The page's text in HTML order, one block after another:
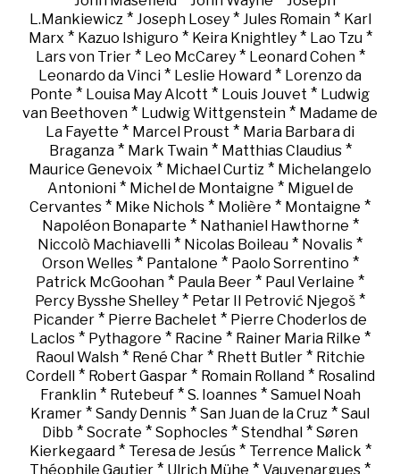
L.Mankiewicz* Joseph Losey* Jules Romain* Karl
Marx * Kazuo Ishiguro * Keira Knightley* Lao Tzu*
Lars von Trier* Leo McCarey* Leonard Cohen*
Leonardo da Vinci * Leslie Howard * Lorenzo da
Ponte * Louisa May Alcott * Louis Jouvet * Ludwig
van Beethoven * Ludwig Wittgenstein * Madame de
La Fayette * Marcel Proust * Maria Barbara di
Braganza* Mark Twain* Matthias Claudius*
Maurice Genevoix * Michael Curtiz * Michelangelo
Antonioni* Michel de Montaigne * Miguel de
Cervantes * Mike Nichols * Molière * Montaigne *
Napoléon Bonaparte * Nathaniel Hawthorne *
Niccolò Machiavelli * Nicolas Boileau * Novalis *
Orson Welles* Pantalone * Paolo Sorrentino *
Patrick McGoohan * Paula Beer * Paul Verlaine *
Percy Bysshe Shelley * Petar II Petrović Njegoš *
Picander * Pierre Bachelet * Pierre Choderlos de
Laclos* Pythagore * Racine * Rainer Maria Rilke *
Raoul Walsh* René Char* Rhett Butler* Ritchie
Cordell * Robert Gaspar* Romain Rolland* Rosalind
Franklin* Rutebeuf* S. Ioannes* Samuel Noah
Kramer * Sandy Dennis * San Juan de la Cruz * Saul
Dibb * Socrate * Sophocles * Stendhal * Søren
Kierkegaard* Teresa de Jesús* Terrence Malick *
Théophile Gautier * Ulrich Mühe * Vauvenargues *